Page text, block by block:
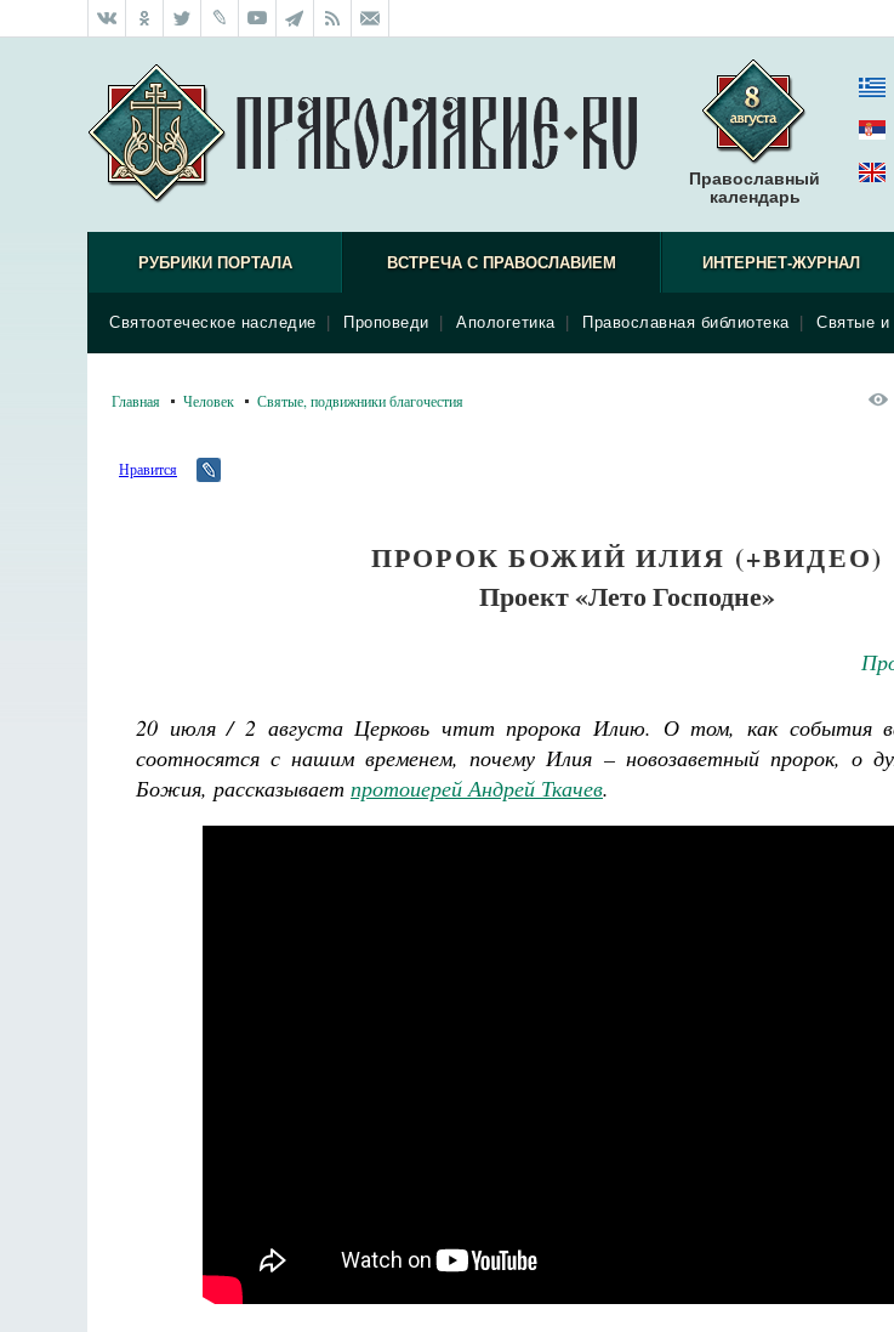
Православный
календарь
РУБРИКИ ПОРТАЛА ВСТРЕЧА С ПРАВОСЛАВИЕМ
Святоотеческое наследие Проповеди Апологетика Православная библиотека Святые и
ИНТЕРНЕТ-ЖУРНАЛ
Главная Человек Святые, подвижники благочестия
Нравится
ПРОРОК БОЖИЙ ИЛИЯ (+ВИДЕО)
Проект «Лето Господне»
20 июля / 2 августа Церковь чтит пророка Илию. О том, как события
соотносятся с нашим временем, почему Илия – новозаветный пророк, о
Божия, рассказывает протоиерей Андрей Ткачев.
Как найти своё место в жизни
Великомученик Георгий Победоносец. Научись у